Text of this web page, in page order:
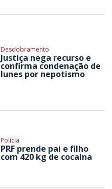
Desdobramento
Justiça nega recurso e
confirma condenação de
Iunes por nepotismo
Polícia
PRF prende pai e filho
com 420 kg de cocaína